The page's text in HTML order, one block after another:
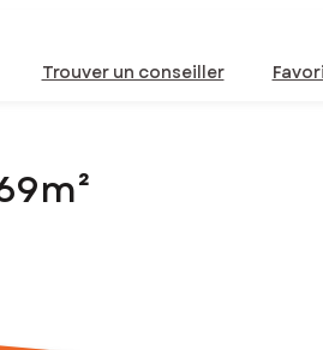
Trouver un conseiller